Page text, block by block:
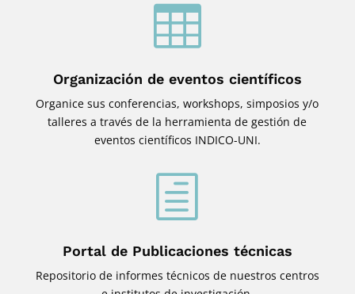

Organización de eventos científicos
Organice sus conferencias, workshops, simposios y/o
talleres a través de la herramienta de gestión de
eventos científicos INDICO-UNI.
h
Portal de Publicaciones técnicas
Repositorio de informes técnicos de nuestros centros